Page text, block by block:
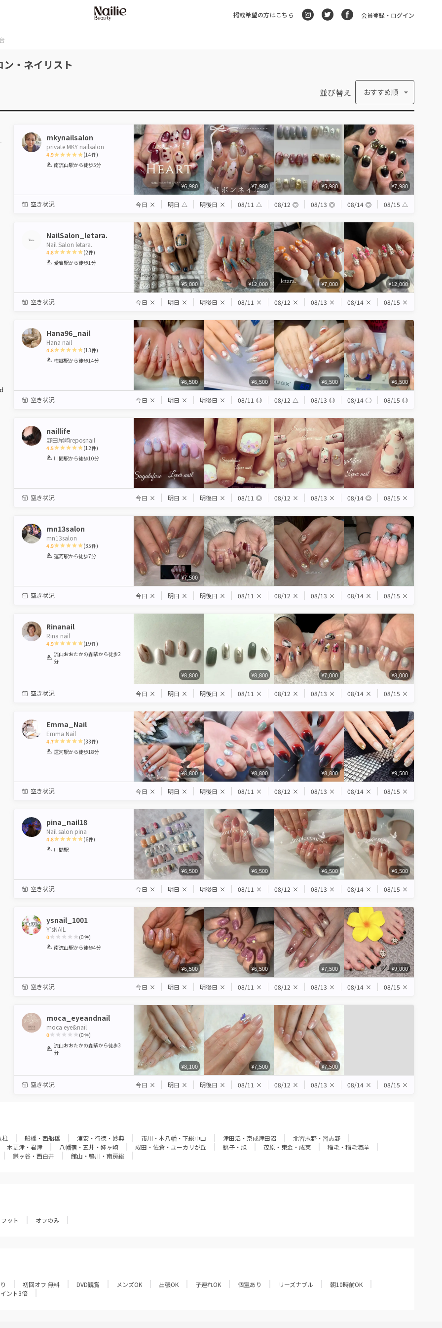
掲載希望の方はこちら 会員登録・ログイン
・ネイリスト
並び替え おすすめ順
mkynailsalon
private MKY nailsalon
4.9
1 2 3 4 5
(14件)
南流山駅から徒歩5分
¥6,980 ¥7,980 ¥5,980 ¥7,980
空き状況 今日 × 明日 △ 明後日 × 08/11 △ 08/12 ◎ 08/13 ◎ 08/14 ◎ 08/15 △
NailSalon_letara.
Nail Salon letara.
4.8
1 2 3 4 5
(2件)
愛宕駅から徒歩1分
¥5,000 ¥12,000 ¥7,000 ¥12,000
空き状況 今日 × 明日 × 明後日 × 08/11 × 08/12 × 08/13 × 08/14 × 08/15 ×
Hana96_nail
Hana nail
4.8
1 2 3 4 5
(13件)
梅郷駅から徒歩14分
¥6,500 ¥6,500 ¥6,500 ¥6,500
空き状況 今日 × 明日 × 明後日 × 08/11 ◎ 08/12 △ 08/13 ◎ 08/14 ◯ 08/15 ◎
naillife
野田尾崎reposnail
4.5
1 2 3 4 5
(12件)
川間駅から徒歩10分
空き状況 今日 × 明日 × 明後日 × 08/11 ◎ 08/12 × 08/13 × 08/14 ◎ 08/15 ×
mn13salon
mn13salon
4.9
1 2 3 4 5
(35件)
運河駅から徒歩7分
¥7,500
空き状況 今日 × 明日 × 明後日 × 08/11 × 08/12 × 08/13 × 08/14 × 08/15 ×
Rinanail
Rina nail
4.9
1
Star
2 3 4 5
(19件)
流山おおたかの森駅から徒歩2
分
¥8,800 ¥8,800 ¥7,000 ¥8,000
空き状況 今日 × 明日 × 明後日 × 08/11 × 08/12 × 08/13 × 08/14 × 08/15 ×
Emma_Nail
Emma Nail
4.7
1 2 3 4 5
(33件)
運河駅から徒歩18分
¥8,800 ¥8,800 ¥8,800 ¥9,500
空き状況 今日 × 明日 × 明後日 × 08/11 × 08/12 × 08/13 × 08/14 × 08/15 ×
pina_nail18
Nail salon pina
4.8
1 2 3
(6件)
川間駅
¥6,500 ¥6,500 ¥6,500 ¥6,500
空き状況 今日 × 明日 × 明後日 × 08/11 × 08/12 × 08/13 × 08/14 × 08/15 ×
ysnail_1001
Y′sNAIL
0
1 2 3 4 5
(0件)
南流山駅から徒歩4分
¥6,500 ¥6,500 ¥7,500 ¥9,000
空き状況 今日 × 明日 × 明後日 × 08/11 × 08/12 × 08/13 × 08/14 × 08/15 ×
moca_eyeandnail
moca eye&nail
0
1
Star
2
Stars
3 4 5
(0件)
流山おおたかの森駅から徒歩3
分
¥8,100 ¥7,500 ¥7,500
空き状況 今日 × 明日 × 明後日 × 08/11 × 08/12 × 08/13 × 08/14 × 08/15 ×
柱 船橋・西船橋 浦安・行徳・妙典 市川・本八幡・下総中山 津田沼・京成津田沼
北習志野・習志野
木更津・君津 八幡宿・五井・姉ヶ崎 成田・佐倉・ユーカリが丘 銚子・旭 茂原・東金・成東
稲毛・稲毛海岸
鎌ヶ谷・西白井 館山・鴨川・南房総
フット オフのみ
初回オフ 無料 DVD観賞 メンズOK 出張OK 子連れOK 個室あり リーズナブル
朝10時前OK
ント3倍